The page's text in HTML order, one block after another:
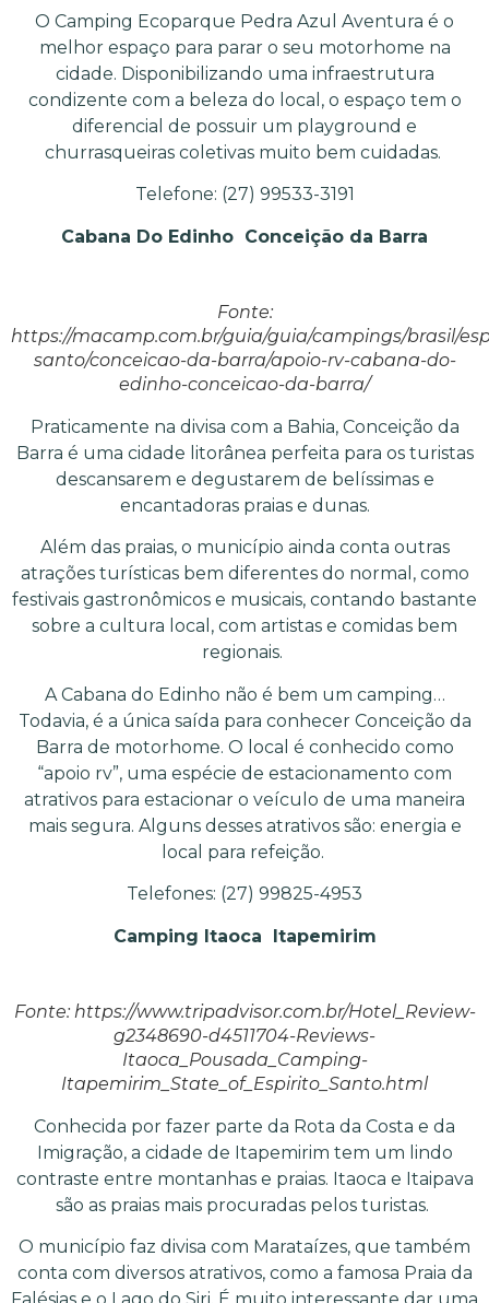
O Camping Ecoparque Pedra Azul Aventura é o
melhor espaço para parar o seu motorhome na
cidade. Disponibilizando uma infraestrutura
condizente com a beleza do local, o espaço tem o
diferencial de possuir um playground e
churrasqueiras coletivas muito bem cuidadas.
Telefone: (27) 99533-3191
Cabana Do Edinho Conceição da Barra
Fonte:
https://macamp.com.br/guia/guia/campings/brasil/
santo/conceicao-da-barra/apoio-rv-cabana-do-
edinho-conceicao-da-barra/
Praticamente na divisa com a Bahia, Conceição da
Barra é uma cidade litorânea perfeita para os turistas
descansarem e degustarem de belíssimas e
encantadoras praias e dunas.
Além das praias, o município ainda conta outras
atrações turísticas bem diferentes do normal, como
festivais gastronômicos e musicais, contando bastante
sobre a cultura local, com artistas e comidas bem
regionais.
A Cabana do Edinho não é bem um camping…
Todavia, é a única saída para conhecer Conceição da
Barra de motorhome. O local é conhecido como
“apoio rv”, uma espécie de estacionamento com
atrativos para estacionar o veículo de uma maneira
mais segura. Alguns desses atrativos são: energia e
local para refeição.
Telefones: (27) 99825-4953
Camping Itaoca Itapemirim
Fonte: https://www.tripadvisor.com.br/Hotel_Review-
g2348690-d4511704-Reviews-
Itaoca_Pousada_Camping-
Itapemirim_State_of_Espirito_Santo.html
Conhecida por fazer parte da Rota da Costa e da
Imigração, a cidade de Itapemirim tem um lindo
contraste entre montanhas e praias. Itaoca e Itaipava
são as praias mais procuradas pelos turistas.
O município faz divisa com Marataízes, que também
conta com diversos atrativos, como a famosa Praia da